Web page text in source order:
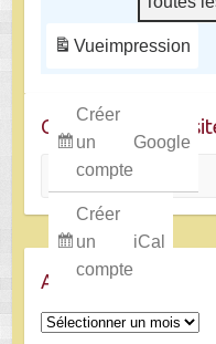
Créer
un
compte
Google
Créer
un
compte
iCal
Vueimpression
Chercher dans le
Rechercher
Archives
Archives